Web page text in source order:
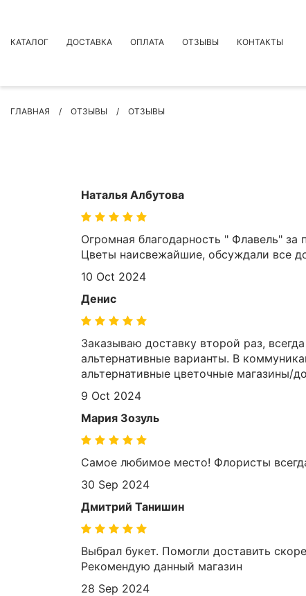
КАТАЛОГ
БУКЕТЫ НЕВЕСТЫ
ПОДАРКИ
ИНДИВИДУАЛЬНЫЙ ЗАКАЗ
ЦВЕТЫ ДЛЯ ПОХОРОН
ДОСТАВКА ОПЛАТА ОТЗЫВЫ КОНТАКТЫ
ГЛАВНАЯ ОТЗЫВЫ ОТЗЫВЫ
Наталья Албутова
Огромная благодарность " Флавель"
Цветы наисвежайшие, обсуждали все
10 Oct 2024
Денис
Заказываю доставку второй раз,
альтернативные варианты. В
альтернативные цветочные магазины/
9 Oct 2024
Мария Зозуль
Самое любимое место! Флористы
30 Sep 2024
Дмитрий Танишин
Выбрал букет. Помогли доставить
Рекомендую данный магазин
28 Sep 2024